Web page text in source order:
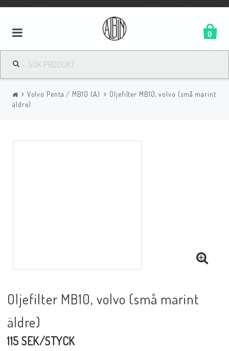
0
Volvo Penta / MB10 (A)
Oljefilter MB10, volvo (små marint
äldre)
Oljefilter MB10, volvo (små marint
äldre)
115 SEK/STYCK